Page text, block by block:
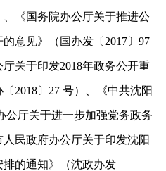
、《国务院办公厅关于推进公
意见》（国办发〔2017〕97
关于印发2018年政务公开重
2018〕27 号）、《中共沈阳
公厅关于进一步加强党务政务
民政府办公厅关于印发沈阳
排的通知》（沈政办发